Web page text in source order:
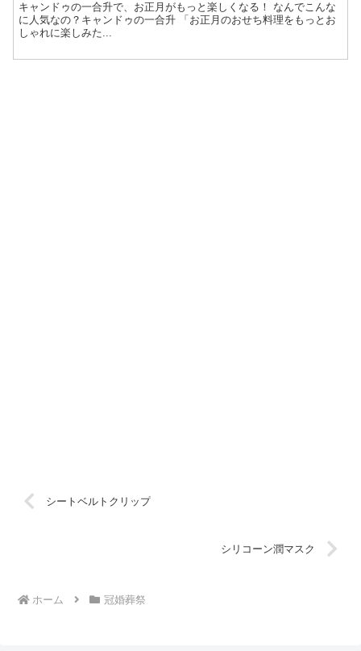
キャンドゥの一合升で、お正月がもっと楽しくなる！ なんでこんな
に人気なの？キャンドゥの一合升 「お正月のおせち料理をもっとお
しゃれに楽しみた...
シートベルトクリップ
シリコーン潤マスク
ホーム 冠婚葬祭